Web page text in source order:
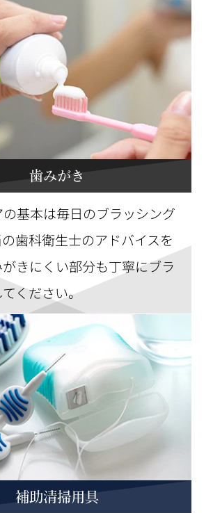
歯みがき
基本は毎日のブラッシング
歯科衛生士のアドバイスを
きにくい部分も丁寧にブラ
ください。
補助清掃用具